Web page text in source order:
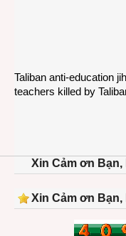
Taliban anti-education
teachers killed by
Xin Cảm ơn
Xin Cảm ơn